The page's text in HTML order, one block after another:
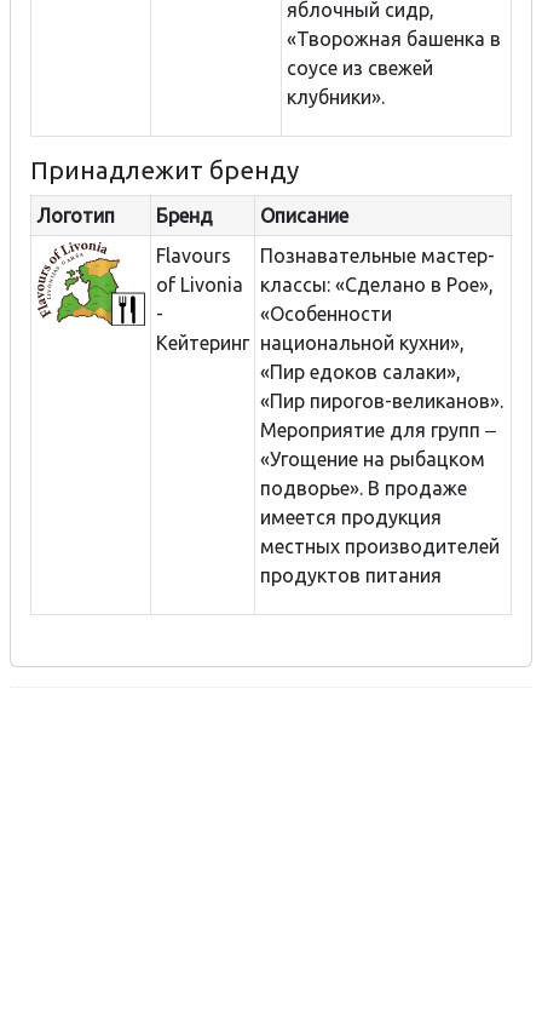
яблочный сидр,
«Творожная башенка в
соусе из свежей
клубники».
Принадлежит бренду
Логотип Бренд
Описание
Flavours
of Livonia
-
Кейтеринг
Познавательные мастер-
классы: «Сделано в Рое»,
«Особенности
национальной кухни»,
«Пир едоков салаки»,
«Пир пирогов-великанов».
Мероприятие для групп ‒
«Угощение на рыбацком
подворье». В продаже
имеется продукция
местных производителей
продуктов питания